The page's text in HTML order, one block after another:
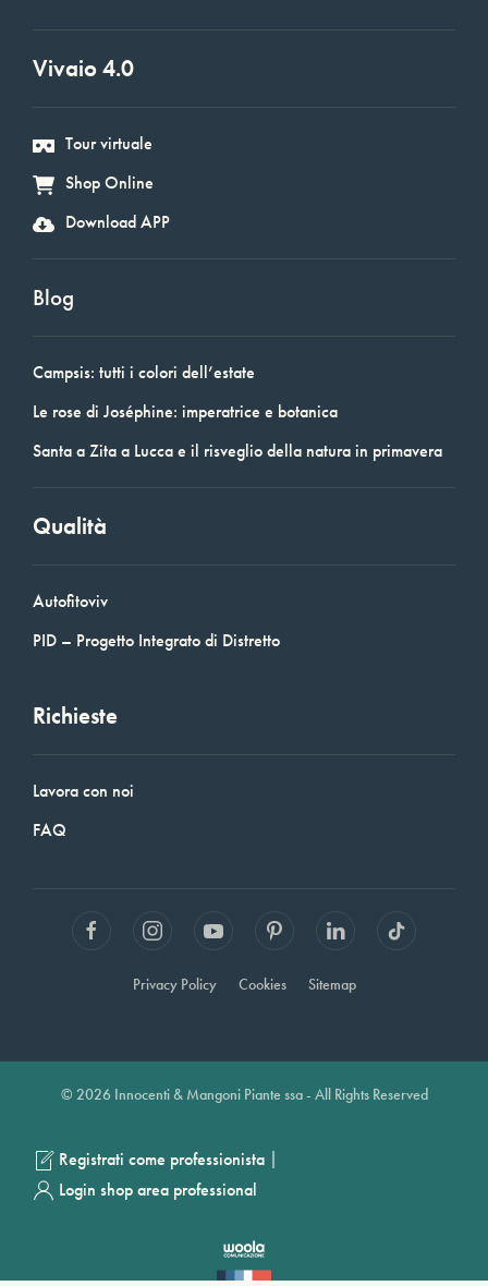
Vivaio 4.0
Tour virtuale
Shop Online
Download APP
Blog
Campsis: tutti i colori dell’estate
Le rose di Joséphine: imperatrice e botanica
Santa a Zita a Lucca e il risveglio della natura in primavera
Qualità
Autofitoviv
PID – Progetto Integrato di Distretto
Richieste
Lavora con noi
FAQ
Privacy Policy Cookies Sitemap
© 2026 Innocenti & Mangoni Piante ssa - All Rights Reserved
Registrati come professionista |
Login shop area professional